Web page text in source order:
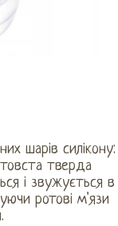
шарів силікону:
тверда
і звужується в
ротові м'язи